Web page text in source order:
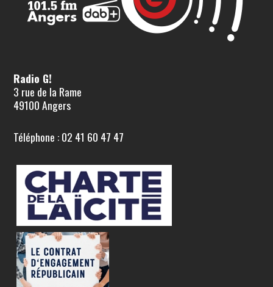
Radio G!
3 rue de la Rame
49100 Angers
Téléphone : 02 41 60 47 47